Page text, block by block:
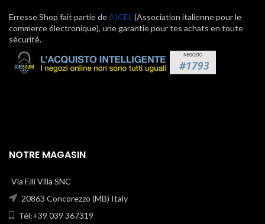
Erresse Shop fait partie deAICEL (Association italienne pour le
commerce électronique), une garantie pour tes achats en toute
sécurité.
NOTRE MAGASIN
Via F.lli Villa SNC
20863 Concorezzo (MB) Italy
Tél:+39 039 367319